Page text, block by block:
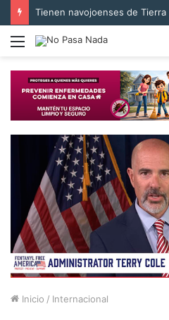
Menú
Inicio / Internacional